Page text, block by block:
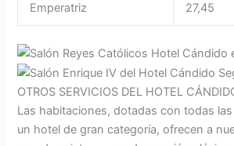
Emperatriz 27,45
OTROS SERVICIOS DEL HOTEL
Las habitaciones, dotadas con todas
un hotel de gran categoría, ofrecen a